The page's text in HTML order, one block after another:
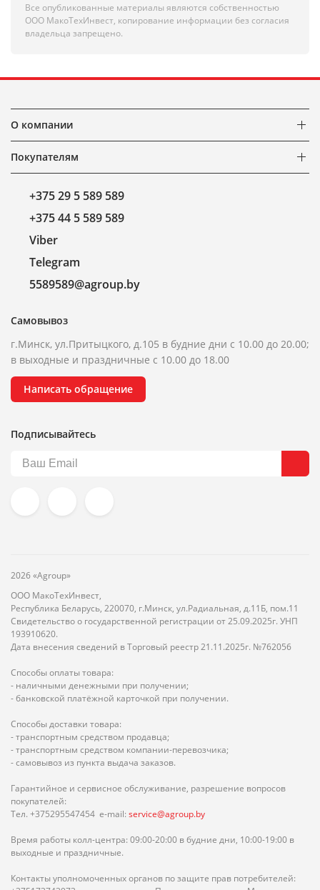
Все опубликованные материалы являются собственностью
ООО МакоТехИнвест, копирование информации без согласия
владельца запрещено.
О компании
Покупателям
+375 29 5 589 589
+375 44 5 589 589
Viber
Telegram
5589589@agroup.by
Самовывоз
г.Минск, ул.Притыцкого, д.105 в будние дни с 10.00 до 20.00;
в выходные и праздничные с 10.00 до 18.00
Написать обращение
Подписывайтесь
2026 «Agroup»
ООО МакоТехИнвест,
Республика Беларусь, 220070, г.Минск, ул.Радиальная, д.11Б, пом.11
Свидетельство о государственной регистрации от 25.09.2025г. УНП
193910620.
Дата внесения сведений в Торговый реестр 21.11.2025г. №762056
Способы оплаты товара:
- наличными денежными при получении;
- банковской платёжной карточкой при получении.
Способы доставки товара:
- транспортным средством продавца;
- транспортным средством компании-перевозчика;
- самовывоз из пункта выдача заказов.
Гарантийное и сервисное обслуживание, разрешение вопросов
покупателей:
Тел. +375295547454 e-mail: service@agroup.by
Время работы колл-центра: 09:00-20:00 в будние дни, 10:00-19:00 в
выходные и праздничные.
Контакты уполномоченных органов по защите прав потребителей: